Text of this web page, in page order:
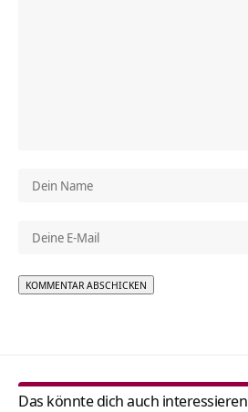
Das könnte dich auch interessieren